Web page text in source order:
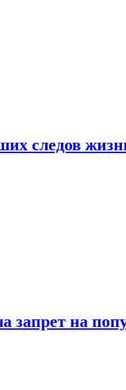
следов
запрет на